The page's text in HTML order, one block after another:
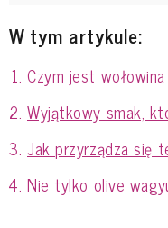
W tym artykule:
Czym jest
Wyjątkowy smak,
Jak przyrządza się
Nie tylko olive